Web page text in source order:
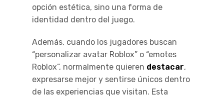
opción estética, sino una forma de
identidad dentro del juego.
Además, cuando los jugadores buscan
“personalizar avatar Roblox” o “emotes
Roblox”, normalmente quieren destacar,
expresarse mejor y sentirse únicos dentro
de las experiencias que visitan. Esta